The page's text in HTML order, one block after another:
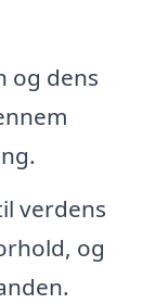
og dens
verdens
og